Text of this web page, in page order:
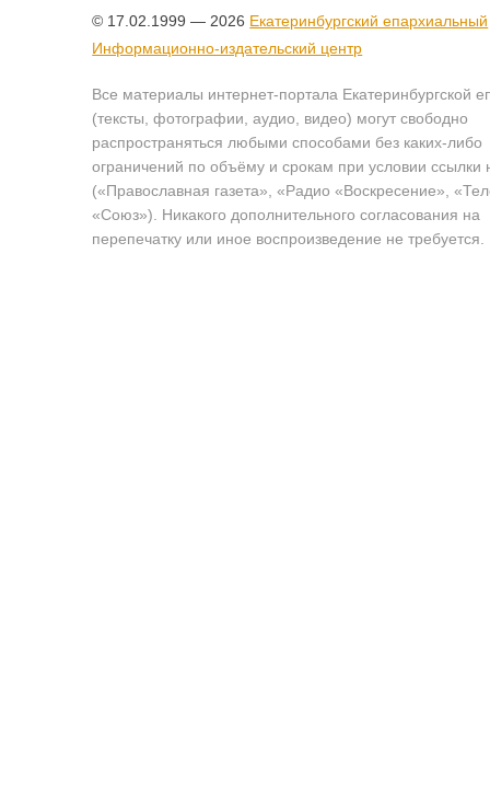
© 17.02.1999 — 2026 Екатеринбургский епархиальный
Информационно-издательский центр
Все материалы интернет-портала Екатеринбургской
(тексты, фотографии, аудио, видео) могут свободно
распространяться любыми способами без каких-либо
ограничений по объёму и срокам при условии ссылки
(«Православная газета», «Радио «Воскресение»,
«Союз»). Никакого дополнительного согласования на
перепечатку или иное воспроизведение не требуется.